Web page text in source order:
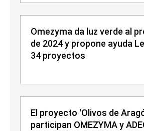
Omezyma da luz verde al
de 2024 y propone ayuda
34 proyectos
El proyecto 'Olivos de
participan OMEZYMA y